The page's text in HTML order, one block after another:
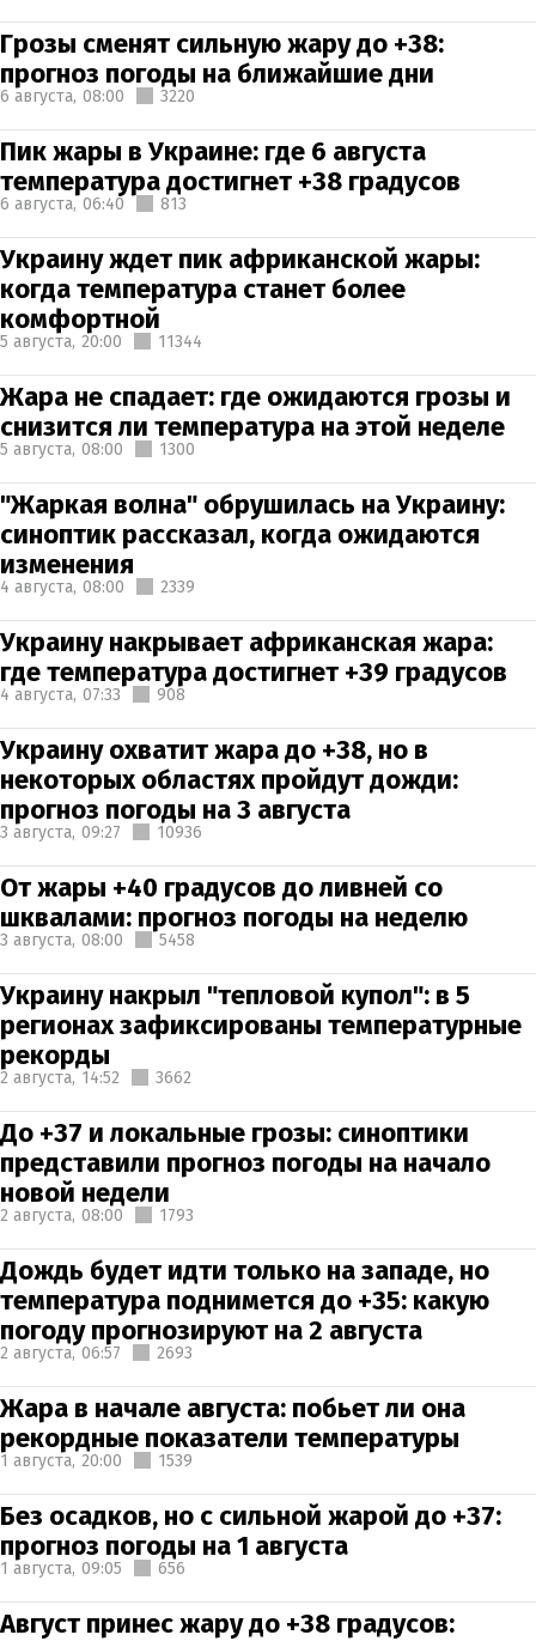
Грозы сменят сильную жару до +38:
прогноз погоды на ближайшие дни
6 августа, 08:00 3220
Пик жары в Украине: где 6 августа
температура достигнет +38 градусов
6 августа, 06:40 813
Украину ждет пик африканской жары:
когда температура станет более
комфортной
5 августа, 20:00 11344
Жара не спадает: где ожидаются грозы и
снизится ли температура на этой неделе
5 августа, 08:00 1300
"Жаркая волна" обрушилась на Украину:
синоптик рассказал, когда ожидаются
изменения
4 августа, 08:00 2339
Украину накрывает африканская жара:
где температура достигнет +39 градусов
4 августа, 07:33 908
Украину охватит жара до +38, но в
некоторых областях пройдут дожди:
прогноз погоды на 3 августа
3 августа, 09:27 10936
От жары +40 градусов до ливней со
шквалами: прогноз погоды на неделю
3 августа, 08:00 5458
Украину накрыл "тепловой купол": в 5
регионах зафиксированы температурные
рекорды
2 августа, 14:52 3662
До +37 и локальные грозы: синоптики
представили прогноз погоды на начало
новой недели
2 августа, 08:00 1793
Дождь будет идти только на западе, но
температура поднимется до +35: какую
погоду прогнозируют на 2 августа
2 августа, 06:57 2693
Жара в начале августа: побьет ли она
рекордные показатели температуры
1 августа, 20:00 1539
Без осадков, но с сильной жарой до +37:
прогноз погоды на 1 августа
1 августа, 09:05 656
Август принес жару до +38 градусов: